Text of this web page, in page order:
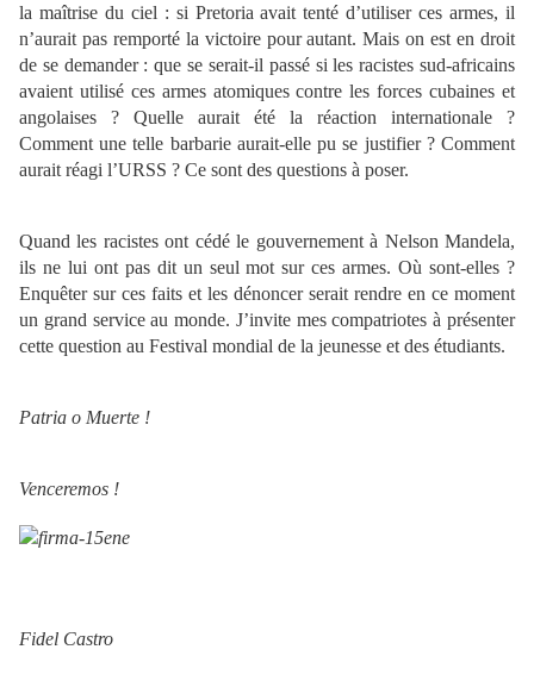
la maîtrise du ciel : si Pretoria avait tenté d’utiliser ces armes, il
n’aurait pas remporté la victoire pour autant. Mais on est en droit
de se demander : que se serait-il passé si les racistes sud-africains
avaient utilisé ces armes atomiques contre les forces cubaines et
angolaises ? Quelle aurait été la réaction internationale ?
Comment une telle barbarie aurait-elle pu se justifier ? Comment
aurait réagi l’URSS ? Ce sont des questions à poser.
Quand les racistes ont cédé le gouvernement à Nelson Mandela,
ils ne lui ont pas dit un seul mot sur ces armes. Où sont-elles ?
Enquêter sur ces faits et les dénoncer serait rendre en ce moment
un grand service au monde. J’invite mes compatriotes à présenter
cette question au Festival mondial de la jeunesse et des étudiants.
Patria o Muerte !
Venceremos !
Fidel Castro